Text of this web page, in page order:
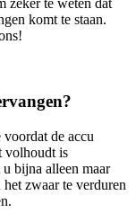
zeker te weten dat
komt te staan.
de accu
volhoudt is
bijna alleen maar
zwaar te verduren